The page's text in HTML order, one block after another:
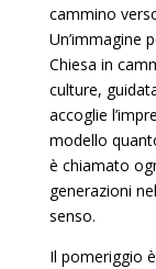
cammino
Un’immagine
Chiesa in
culture,
accoglie
modello
è chiamato
generazioni
senso.
Il pomeriggio